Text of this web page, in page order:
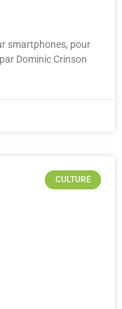
smartphones, pour
Dominic Crinson
CULTURE